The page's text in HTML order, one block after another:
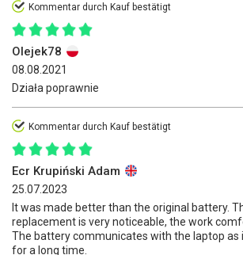
Kommentar durch Kauf bestätigt
Olejek78
08.08.2021
Działa poprawnie
Kommentar durch Kauf bestätigt
Ecr Krupiński Adam
25.07.2023
It was made better than the original battery.
replacement is very noticeable, the work
The battery communicates with the laptop as
for a long time.